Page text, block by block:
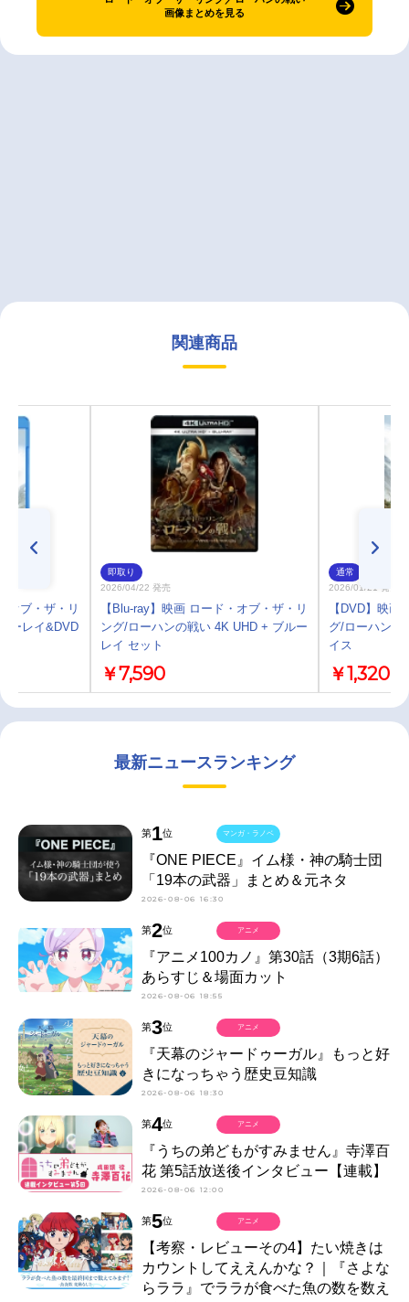
画像まとめを見る
関連商品
オブ・ザ・リ
ーレイ&DVD
即取り
2026/04/22 発売
【Blu-ray】映画 ロード・オブ・ザ・リ
ング/ローハンの戦い 4K UHD + ブルー
レイ セット
￥7,590
通常
2026/01/21 発売
【DVD】映
グ/ローハンの
イス
￥1,320
最新ニュースランキング
第1位
『ONE PIECE』イム様・神の騎士団
「19本の武器」まとめ＆元ネタ
2026-08-06 16:30
マンガ・ラノベ
第2位
『アニメ100カノ』第30話（3期6話）
あらすじ＆場面カット
2026-08-06 18:55
アニメ
第3位
『天幕のジャードゥーガル』もっと好
きになっちゃう歴史豆知識
2026-08-06 18:30
アニメ
第4位
『うちの弟どもがすみません』寺澤百
花 第5話放送後インタビュー【連載】
2026-08-06 12:00
アニメ
第5位
【考察・レビューその4】たい焼きは
カウントしてええんかな？｜『さよな
らララ』でララが食べた魚の数を数え
アニメ